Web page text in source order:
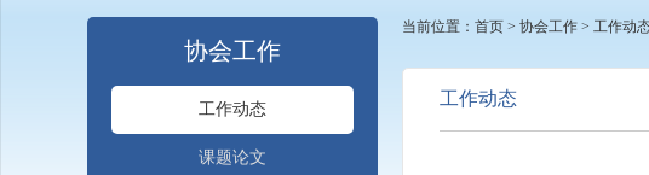
协会工作
工作动态
课题论文
当前位置： 首页 > 协会工作 > 工作动
工作动态